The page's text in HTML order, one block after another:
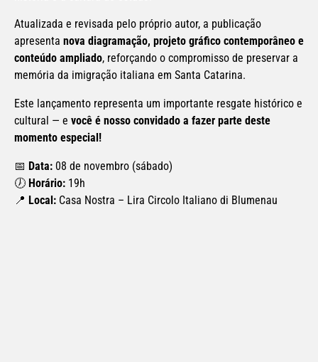
Atualizada e revisada pelo próprio autor, a publicação
apresenta nova diagramação, projeto gráfico contemporâneo e
conteúdo ampliado, reforçando o compromisso de preservar a
memória da imigração italiana em Santa Catarina.
Este lançamento representa um importante resgate histórico e
cultural — e você é nosso convidado a fazer parte deste
momento especial!
📅 Data: 08 de novembro (sábado)
🕖 Horário: 19h
📍 Local: Casa Nostra – Lira Circolo Italiano di Blumenau